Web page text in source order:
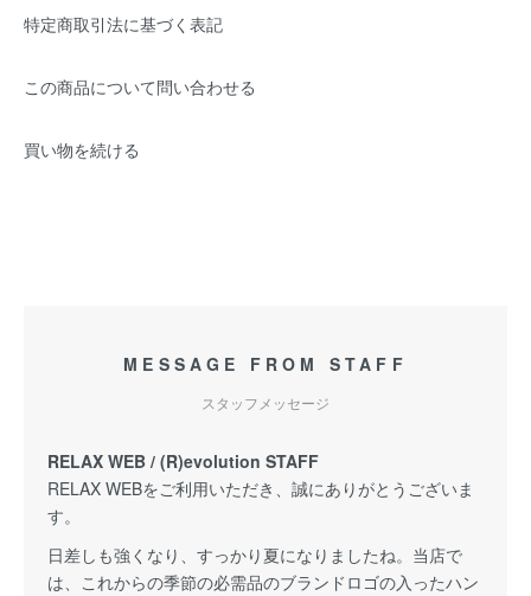
特定商取引法に基づく表記
この商品について問い合わせる
買い物を続ける
MESSAGE FROM STAFF
スタッフメッセージ
RELAX WEB / (R)evolution STAFF
RELAX WEBをご利用いただき、誠にありがとうございま
す。
日差しも強くなり、すっかり夏になりましたね。当店で
は、これからの季節の必需品のブランドロゴの入ったハン